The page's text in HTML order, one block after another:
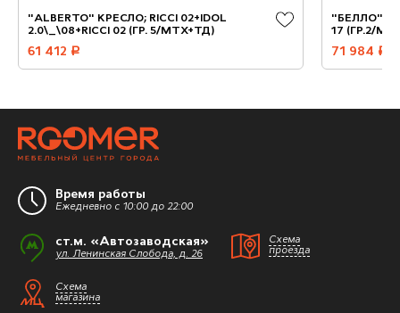
"ALBERTO" КРЕСЛО; RICCI 02+IDOL
2.0\_\08+RICCI 02 (ГР. 5/МТХ+ТД)
61 412 руб.
"БЕЛЛО"
17 (ГР.2/
71 984 руб.
Время работы
Ежедневно с 10:00 до 22:00
ст.м. «Автозаводская»
ул. Ленинская Слобода, д. 26
Схема
проезда
Схема
магазина